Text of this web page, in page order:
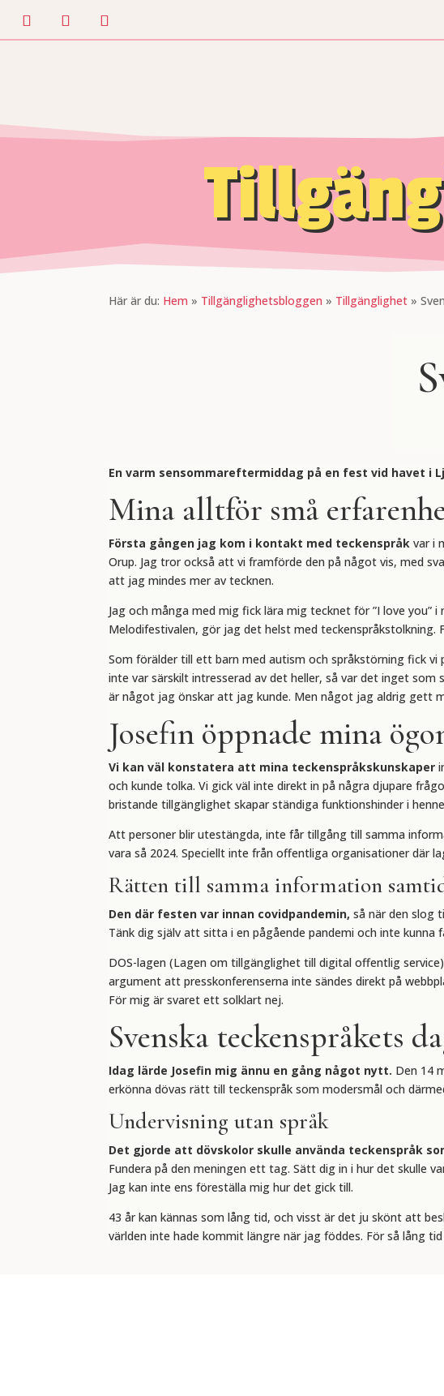
Här är du: Hem » Tillgänglighetsbloggen » Tillgänglighet »
En varm sensommareftermiddag på en fest vid havet i
Mina alltför små
Första gången jag kom i kontakt med teckenspråk var i
Orup. Jag tror också att vi framförde den på något vis, med
att jag mindes mer av tecknen.
Jag och många med mig fick lära mig tecknet för ”I love
Melodifestivalen, gör jag det helst med teckenspråkstolkning.
Som förälder till ett barn med autism och språkstörning fick vi
inte var särskilt intresserad av det heller, så var det inget
är något jag önskar att jag kunde. Men något jag aldrig gett
Josefin öppnade mina
Vi kan väl konstatera att mina teckenspråkskunskaper
och kunde tolka. Vi gick väl inte direkt in på några djupare
bristande tillgänglighet skapar ständiga funktionshinder i
Att personer blir utestängda, inte får tillgång till samma
vara så 2024. Speciellt inte från offentliga organisationer där
Rätten till samma information
Den där festen var innan covidpandemin, så när den slog
Tänk dig själv att sitta i en pågående pandemi och inte
DOS-lagen (Lagen om tillgänglighet till digital offentlig
argument att presskonferenserna inte sändes direkt på
För mig är svaret ett solklart nej.
Svenska teckenspråkets
Idag lärde Josefin mig ännu en gång något nytt. Den 14
erkönna dövas rätt till teckenspråk som modersmål och
Undervisning utan språk
Det gjorde att dövskolor skulle använda teckenspråk
Fundera på den meningen ett tag. Sätt dig in i hur det skulle
Jag kan inte ens föreställa mig hur det gick till.
43 år kan kännas som lång tid, och visst är det ju skönt att
världen inte hade kommit längre när jag föddes. För så lång